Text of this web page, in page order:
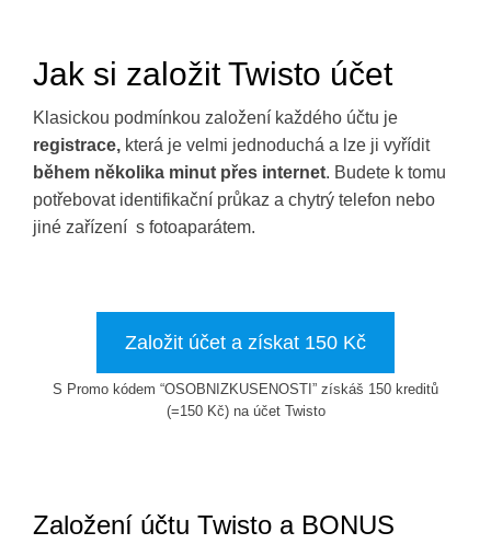
Jak si založit Twisto účet
Klasickou podmínkou založení každého účtu je
registrace, která je velmi jednoduchá a lze ji vyřídit
během několika minut přes internet. Budete k tomu
potřebovat identifikační průkaz a chytrý telefon nebo
jiné zařízení s fotoaparátem.
Založit účet a získat 150 Kč
S Promo kódem “OSOBNIZKUSENOSTI” získáš 150 kreditů
(=150 Kč) na účet Twisto
Založení účtu Twisto a BONUS